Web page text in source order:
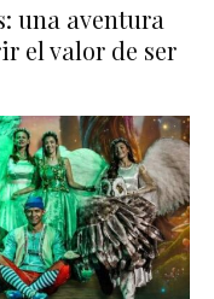
una aventura
el valor de ser